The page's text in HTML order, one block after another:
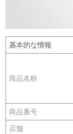
基本的な情報
商品名称
商品番号
店舗